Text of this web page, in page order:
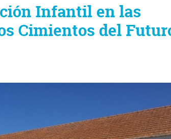
Infantil en las
Cimientos del